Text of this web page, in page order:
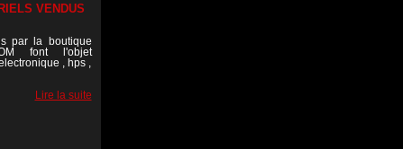
Lire la suite
VENDUS
par la boutique
font l'objet
, hps ,
Lire la suite